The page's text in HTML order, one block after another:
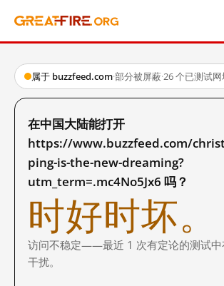
属于 buzzfeed.com·部分被屏蔽·26 个已测试网
在中国大陆能打开
https://www.buzzfeed.com/
ping-is-the-new-dreaming?
utm_term=.mc4No5Jx6 吗？
时好时坏。
访问不稳定——最近 1 次有定论的测试中
干扰。